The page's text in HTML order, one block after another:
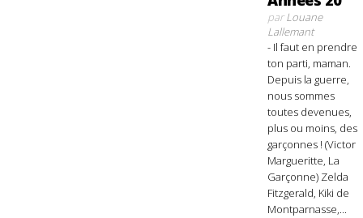
parLouane
Lallemant
- Il faut en prendre
ton parti, maman.
Depuis la guerre,
nous sommes
toutes devenues,
plus ou moins, des
garçonnes ! (Victor
Margueritte, La
Garçonne) Zelda
Fitzgerald, Kiki de
Montparnasse,...